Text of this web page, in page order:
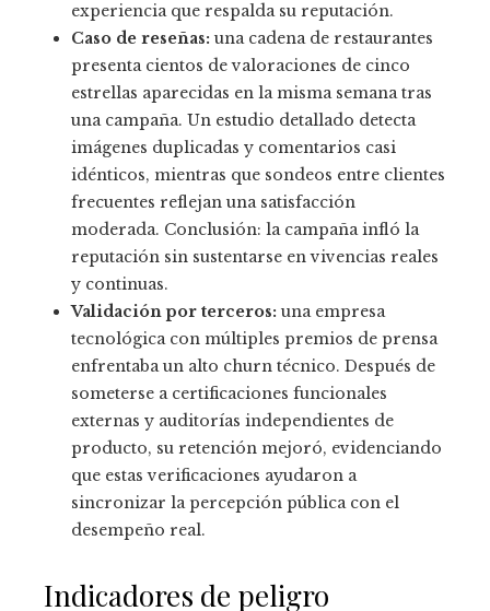
experiencia que respalda su reputación.
Caso de reseñas: una cadena de restaurantes
presenta cientos de valoraciones de cinco
estrellas aparecidas en la misma semana tras
una campaña. Un estudio detallado detecta
imágenes duplicadas y comentarios casi
idénticos, mientras que sondeos entre clientes
frecuentes reflejan una satisfacción
moderada. Conclusión: la campaña infló la
reputación sin sustentarse en vivencias reales
y continuas.
Validación por terceros: una empresa
tecnológica con múltiples premios de prensa
enfrentaba un alto churn técnico. Después de
someterse a certificaciones funcionales
externas y auditorías independientes de
producto, su retención mejoró, evidenciando
que estas verificaciones ayudaron a
sincronizar la percepción pública con el
desempeño real.
Indicadores de peligro